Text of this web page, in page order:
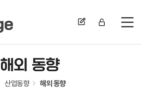
전
해외 동향
산업동향 해외 동향